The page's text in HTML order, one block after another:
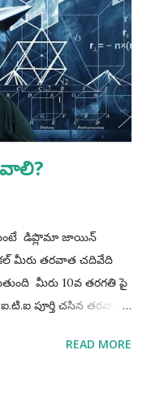
for hazardous
Apprentices Act 1961.
02 May 2012 are
candidates born on
hazardous trades.
డిప్లొమా జాయిన్
మీరు తరవాత చదివేది
మీరు 10వ తరగతి పై
పూర్తి చసిన తరవాత
చేస్కుంటూ చదువుకోవాలి (
READ MORE